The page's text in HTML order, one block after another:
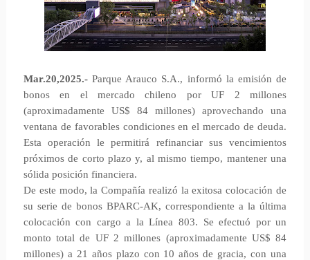
Mar.20,2025.-Parque Arauco S.A., informó la emisión de
bonos en el mercado chileno por UF 2 millones
(aproximadamente US$ 84 millones) aprovechando una
ventana de favorables condiciones en el mercado de deuda.
Esta operación le permitirá refinanciar sus vencimientos
próximos de corto plazo y, al mismo tiempo, mantener una
sólida posición financiera.
De este modo, la Compañía realizó la exitosa colocación de
su serie de bonos BPARC-AK, correspondiente a la última
colocación con cargo a la Línea 803. Se efectuó por un
monto total de UF 2 millones (aproximadamente US$ 84
millones) a 21 años plazo con 10 años de gracia, con una